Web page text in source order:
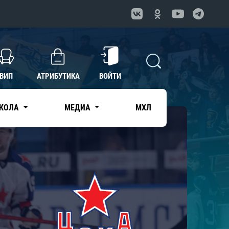
ВИП АТРИБУТИКА ВОЙТИ
МЕДИА МХЛ